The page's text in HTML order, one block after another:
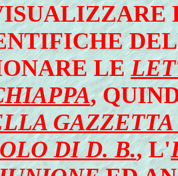
LE
,
DI D. B., L'